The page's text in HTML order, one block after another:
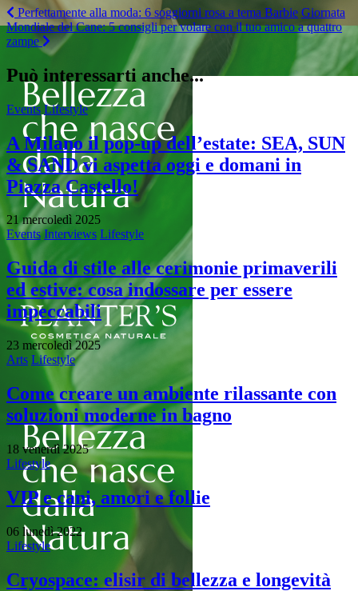
Perfettamente alla moda: 6 soggiorni rosa a tema Barbie Giornata
Mondiale del Cane: 5 consigli per volare con il tuo amico a quattro
zampe
Può interessarti anche...
Events Lifestyle
A Milano il pop-up dell’estate: SEA, SUN
& SAND vi aspetta oggi e domani in
Piazza Castello!
21 mercoledì 2025
Events Interviews Lifestyle
Guida di stile alle cerimonie primaverili
ed estive: cosa indossare per essere
impeccabili
23 mercoledì 2025
Arts Lifestyle
Come creare un ambiente rilassante con
soluzioni moderne in bagno
18 venerdì 2025
Lifestyle
VIP e cani, amori e follie
06 lunedì 2022
Lifestyle
Cryospace: elisir di bellezza e longevità